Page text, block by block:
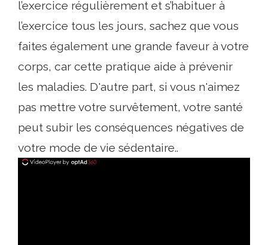
l’exercice régulièrement et s’habituer à
l’exercice tous les jours, sachez que vous
faites également une grande faveur à votre
corps, car cette pratique aide à prévenir
les maladies. D'autre part, si vous n'aimez
pas mettre votre survêtement, votre santé
peut subir les conséquences négatives de
votre mode de vie sédentaire..